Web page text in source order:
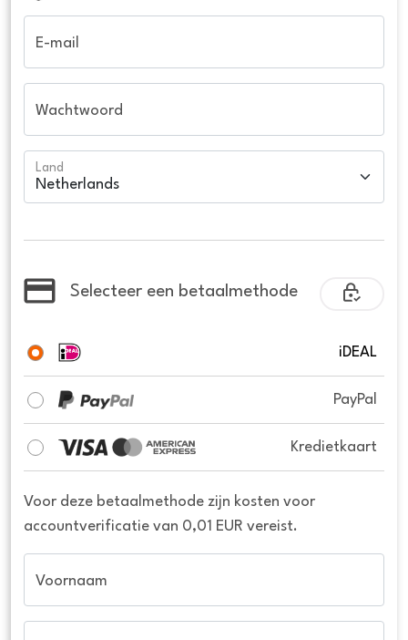
E-mail
Wachtwoord
Land
Selecteer een betaalmethode
iDEAL
PayPal
Kredietkaart
Voor deze betaalmethode zijn kosten voor
accountverificatie van 0,01 EUR vereist.
Voornaam